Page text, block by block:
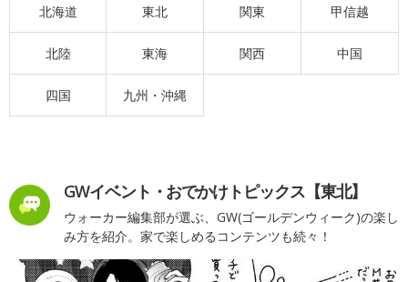
北海道 東北 関東 甲信越
北陸 東海 関西 中国
四国 九州・沖縄
GWイベント・おでかけトピックス【東北】
ウォーカー編集部が選ぶ、GW(ゴールデンウィーク)の楽し
み方を紹介。家で楽しめるコンテンツも続々！